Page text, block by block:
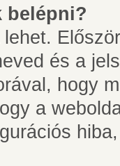
belépni?
és a
hogy
a